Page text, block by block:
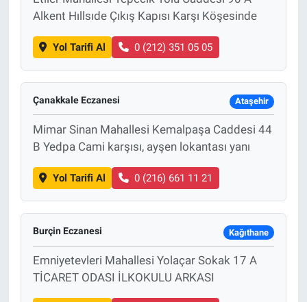
Alkent Hıllsıde Çıkış Kapısı Karşı Köşesinde
Yol Tarifi Al 0 (212) 351 05 05
Çanakkale Eczanesi Ataşehir
Mimar Sinan Mahallesi Kemalpaşa Caddesi 44
B Yedpa Cami karşısı, ayşen lokantası yanı
Yol Tarifi Al 0 (216) 661 11 21
Burçin Eczanesi Kağıthane
Emniyetevleri Mahallesi Yolaçar Sokak 17 A
TİCARET ODASI İLKOKULU ARKASI